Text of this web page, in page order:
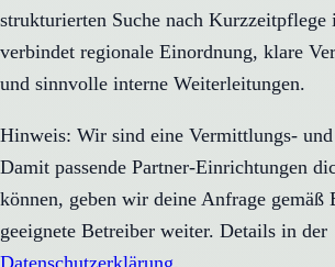
strukturierten Suche nach Kurzzeitpflege
verbindet regionale Einordnung, klare
und sinnvolle interne Weiterleitungen.
Hinweis: Wir sind eine Vermittlungs-
Damit passende Partner-Einrichtungen
können, geben wir deine Anfrage
geeignete Betreiber weiter. Details in der
Datenschutzerklärung.